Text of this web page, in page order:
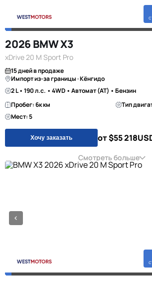
2026 BMW X3
xDrive 20 M Sport Pro
15 дней в продаже
Импорт из-за границы · Кёнгидо
2 L • 190 л.с. • 4WD • Автомат (AT) • Бензин
Пробег: 6к км
Тип
Мест: 5
Хочу заказать от $55 218
Смотреть больше